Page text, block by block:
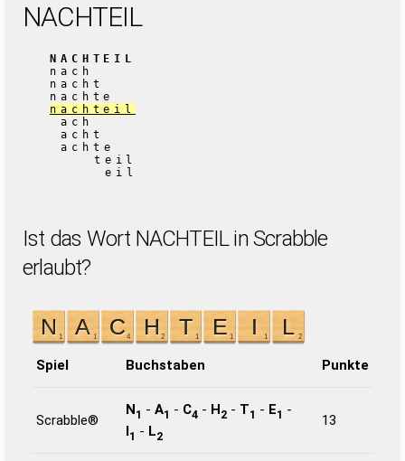
NACHTEIL
NACHTEIL
nach
nacht
nachte
nachteil
ach
acht
achte
teil
eil
Ist das Wort NACHTEIL in Scrabble
erlaubt?
Spiel Buchstaben Punkte
Scrabble®
N1 - A1 - C4 - H2 - T1 - E1 -
I1 - L2
13